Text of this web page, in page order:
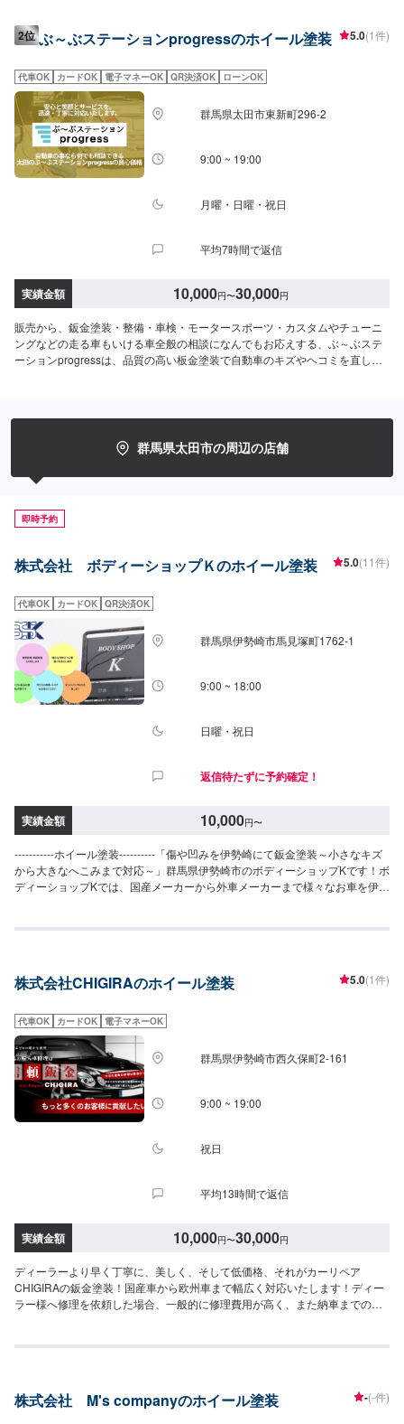
｢なるべく費用を抑えて修理をしたい｣というご要望に対しても、最大限尊重
した上で、長年培った技術力を駆使して最適な方法のご提案をさせていただ
います。ぜひ、お問い合わせください！--------------------------------------------------
【1】オファーにてお問い合わせ【2】お見積り【3】お見積りにご納得いた
だければ作業開始【4】仕上がり次第納車-----納期について-----納期は通常3~5
日程度で納車となります。納期は前後する場合がございます。予め、ご了承
ください。-----パーツ持ち込みについて-----パーツの持ち込み可能です。オフ
ァーにて詳細をお願い致します。-----代車について-----無料の代車をご用意し
ています。お車の作業中は代車をご利用ください。※代車の燃料代はお客様に
くら様を過ぎ左手にMMM様の看板がある所を右折していただければ工場があ
スペースは事務所前の空いているスペースに駐車してください。受付はスタ
【定休日・営業時間】定休日：日曜日、祝日営業時間：9:00~18:00
2位 ぶ～ぶステーションprogressのホイール塗装 5.0(1件)
代車OK カードOK 電子マネーOK QR決済OK ローンOK
群馬県太田市東新町296-2
9:00 ~ 19:00
月曜・日曜・祝日
平均7時間で返信
実績金額 10,000円〜30,000円
販売から、鈑金塗装・整備・車検・モータースポーツ・カスタムやチューニ
ングなどの走る車もいける車全般の相談になんでもお応えする、ぶ～ぶステ
ーションprogressは、品質の高い板金塗装で自動車のキズやヘコミを直しま
フターフォローにも素早く対応します。お客様に喜んでいただける的確なア
ドバイスを心掛けております。--------------------------------------------------【1】オ
作業開始【4】仕上がり次第納車-----納期について-----納期は通常3日～5日程
さい。-----代車について-----無料の代車をご用意しています。お車の作業中は
す。-----ご来店時の注意、受付方法-----当工場は太田桐生インターチェンジか
ら５分入庫の際はお気をつけてお越しください。駐車スペースは工場前の空
しました」とお伝えください。ご案内いたします。【定休日・営業時間】定
休日：日曜日営業時間：9:00~19:00
群馬県太田市の周辺の店舗
即時予約
株式会社 ボディーショップＫのホイール塗装 5.0(11件)
代車OK カードOK QR決済OK
群馬県伊勢崎市馬見塚町1762‐1
9:00 ~ 18:00
日曜・祝日
返信待たずに予約確定！
実績金額 10,000円〜
-----------ホイール塗装----------「傷や凹みを伊勢崎にて鈑金塗装～小さなキズ
から大きなへこみまで対応～」群馬県伊勢崎市のボディーショップKです！ボ
ディーショップKでは、国産メーカーから外車メーカーまで様々なお車を伊勢
などお客様の大切な愛車をプロの技でお直しいたします。お困りのことがご
ンガス交換機有！最新車種のエアコン修理も対応できます！全員業界歴20年
い！--------------------------------------------------【1】オファーにてお問い合わせ
【2】お見積り【3】お見積りにご納得いただければ作業開始【4】仕上がり
次第納車-----------パーツ持ち込みについて-----------パーツの持ち込み可能で
す。オファーにて詳細をお願い致します。【定休日・営業時間】定休日：日
曜日、祝日営業時間：8:30~17:30
株式会社CHIGIRAのホイール塗装 5.0(1件)
代車OK カードOK 電子マネーOK
群馬県伊勢崎市西久保町2-161
9:00 ~ 19:00
祝日
平均13時間で返信
実績金額 10,000円〜30,000円
ディーラーより早く丁寧に、美しく、そして低価格、それがカーリペア
CHIGIRAの鈑金塗装！国産車から欧州車まで幅広く対応いたします！ディー
ラー様へ修理を依頼した場合、一般的に修理費用が高く、また納車までの時
理を部品交換で対応してしまうから。私たちなら自社工場で即施工し、でき
い！【作業実績】スズキカプチーノ9,680円---------------------------------------------
株式会社 M's companyのホイール塗装 -(-件)